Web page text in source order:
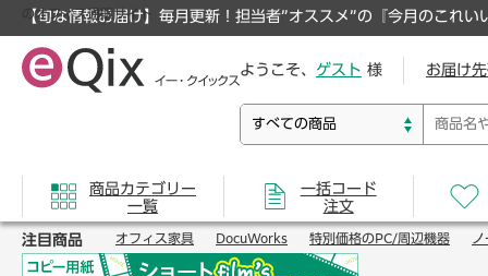
【旬な情報お届け】毎月更新！担当者”オススメ”の『今月のこれい
のオフィス通販サイト
ようこそ、 ゲスト 様 お届け
商品カテゴリー
一覧
一括コード
注文
注目商品 オフィス家具 DocuWorks 特別価格のPC/周辺機器 ノ